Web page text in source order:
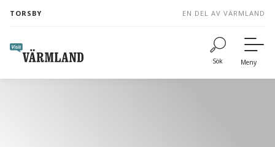
content
TORSBY EN DEL AV VÄRMLAND
Sök Meny